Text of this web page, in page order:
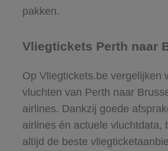
pakken.
Vliegtickets Perth naar
Op Vliegtickets.be vergelijken
vluchten van Perth naar
airlines. Dankzij goede
airlines én actuele vluchtdata,
altijd de beste